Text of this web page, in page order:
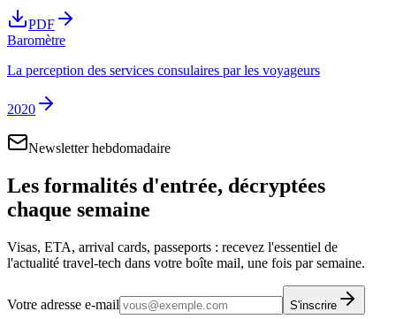
PDF
Baromètre
La perception des services consulaires par les voyageurs
2020
Newsletter hebdomadaire
Les formalités d'entrée, décryptées
chaque semaine
Visas, ETA, arrival cards, passeports : recevez l'essentiel de
l'actualité travel-tech dans votre boîte mail, une fois par semaine.
Votre adresse e-mail S'inscrire